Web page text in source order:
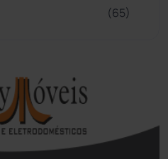
(65)